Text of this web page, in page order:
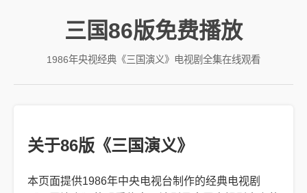
三国86版免费播放
1986年央视经典《三国演义》电视剧全集在线观看
关于86版《三国演义》
本页面提供1986年中央电视台制作的经典电视剧